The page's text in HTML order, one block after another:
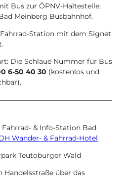
Bus zur ÖPNV-Haltestelle:
Meinberg Busbahnhof.
Station mit dem Signet
Die Schlaue Nummer für Bus
6-50 40 30 (kostenlos und
Fahrrad- & Info-Station Bad
Wander- & Fahrrad-Hotel
Teutoburger Wald
Handelsstraße über das